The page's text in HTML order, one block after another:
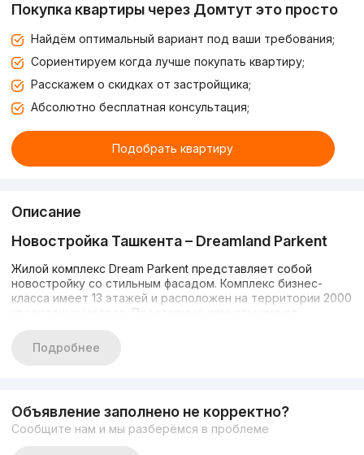
Покупка квартиры через Домтут это просто
Найдём оптимальный вариант под ваши требования;
Сориентируем когда лучше покупать квартиру;
Расскажем о скидках от застройщика;
Абсолютно бесплатная консультация;
Подобрать квартиру
Описание
Новостройка Ташкента – Dreamland Parkent
Жилой комплекс Dream Parkent представляет собой
новостройку со стильным фасадом. Комплекс бизнес-
класса имеет 13 этажей и расположен на территории 2000
квадратных метров. Просторные комнаты имеют
расположение, лифты и обустроенный для прогулок
внутренний двор. Во дворе нет машин, но есть вело-
парковка, а также уютные террасы и место для барбекю.
Подробнее
Объявление заполнено не корректно?
Сообщите нам и мы разберёмся в проблеме